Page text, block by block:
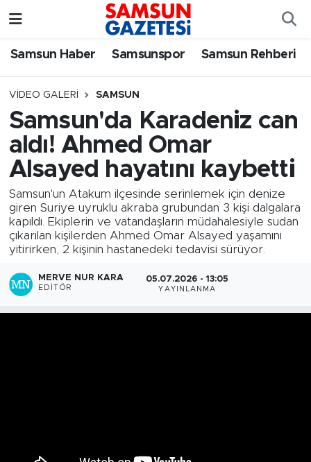
Samsun Haber Samsunspor Samsun Rehberi
VIDEO GALERI SAMSUN
Samsun'da Karadeniz can
aldı! Ahmed Omar
Alsayed hayatını kaybetti
Samsun'un Atakum ilçesinde serinlemek için denize
giren Suriye uyruklu akraba grubundan 3 kişi dalgalara
kapıldı. Ekiplerin ve vatandaşların müdahalesiyle sudan
çıkarılan kişilerden Ahmed Omar Alsayed yaşamını
yitirirken, 2 kişinin hastanedeki tedavisi sürüyor.
MERVE NUR KARA
EDITÖR
05.07.2026 - 13:05
YAYINLANMA
Samsun Haber
Samsunspor
Samsun Rehberi
Resmi İlanlar
Samsun Nöbetçi Eczaneler
Samsun Hava Durumu
SAMSUN Namaz Vakitleri
Samsun Trafik Yoğunluk Haritası
Süper Lig Puan Durumu ve Fikstür
Tüm Manşetler